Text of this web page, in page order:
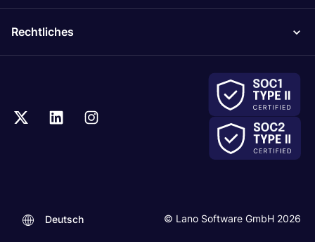
Rechtliches
© Lano Software GmbH 2026
Deutsch